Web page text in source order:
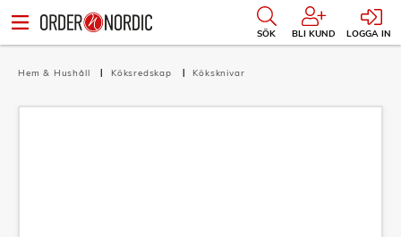
SÖK BLI KUND LOGGA IN
Hem & Hushåll Köksredskap Köksknivar